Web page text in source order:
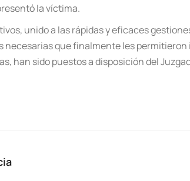
la víctima.
unido a las rápidas y eficaces
necesarias que finalmente les
han sido puestos a disposición del